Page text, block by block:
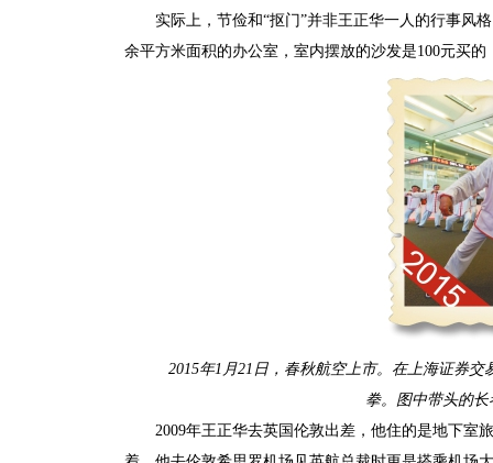
实际上，节俭和“抠门”并非王正华一人的行事风
余平方米面积的办公室，室内摆放的沙发是100元买
2015年1月21日，春秋航空上市。在上海证券
拳。图中带头的
2009年王正华去英国伦敦出差，他住的是地下室